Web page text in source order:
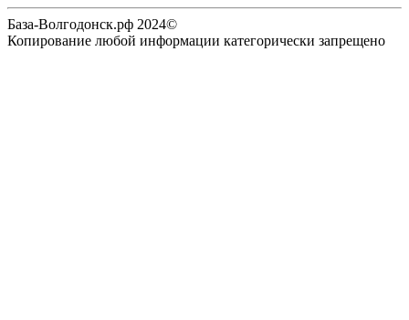
База-Волгодонск.рф 2024©
Копирование любой информации категорически запрещено